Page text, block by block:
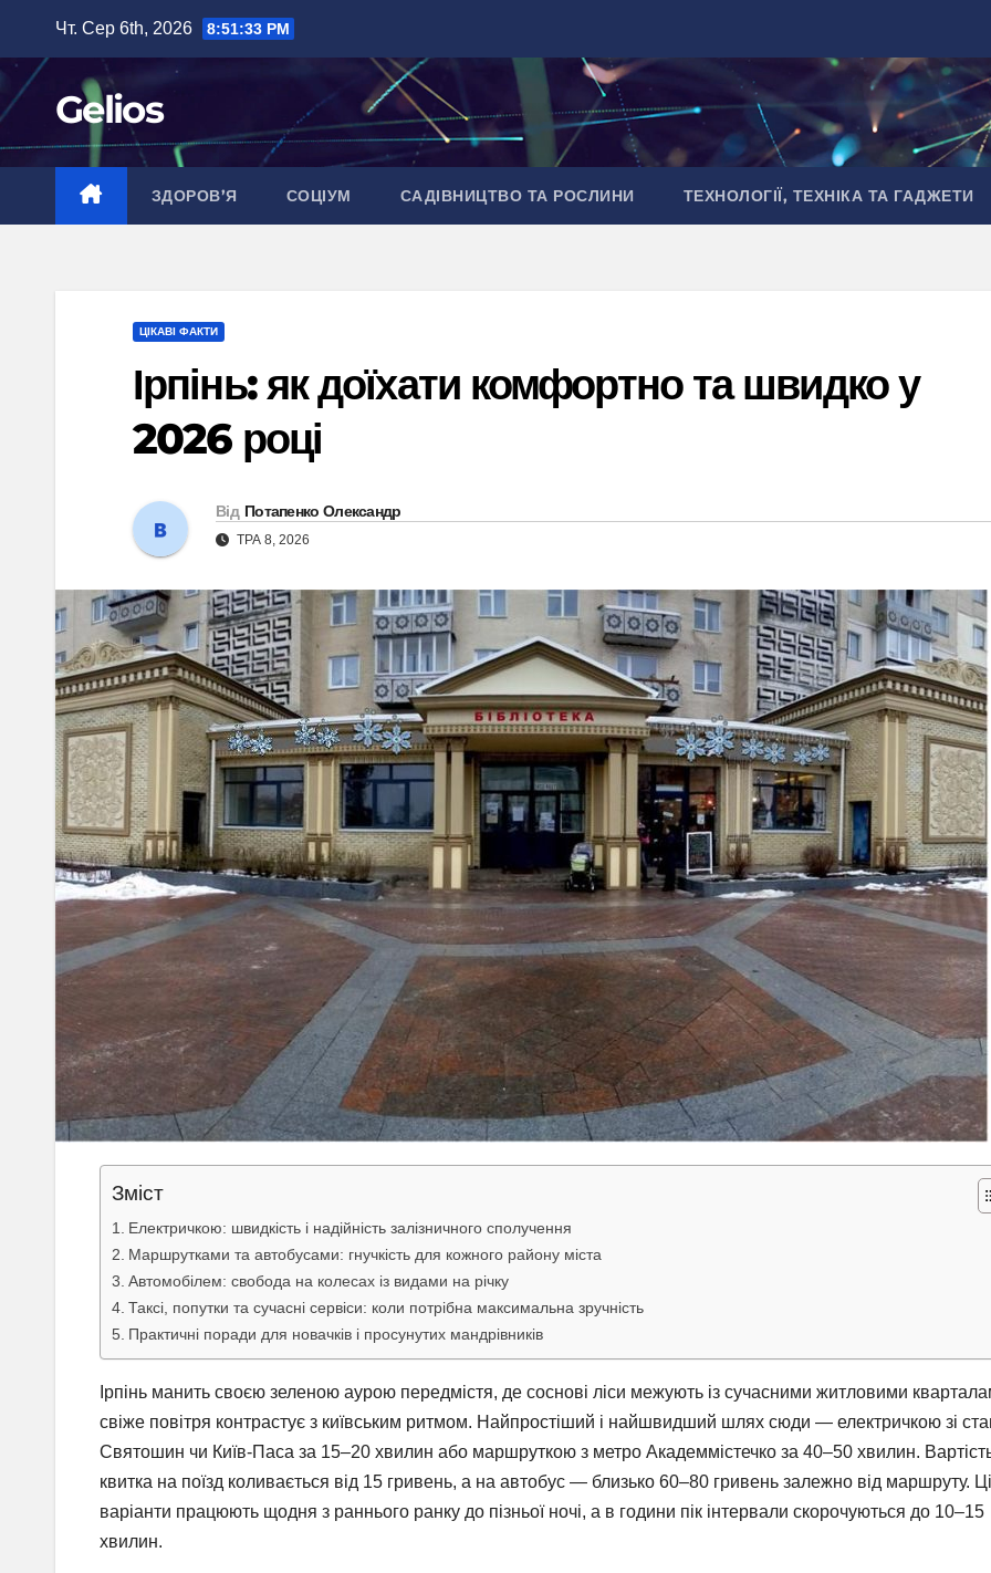
вмісту
Чт. Сер 6th, 2026 8:51:34 PM
Gelios
ЗДОРОВ’Я СОЦІУМ САДІВНИЦТВО ТА РОСЛИНИ ТЕХНОЛОГІЇ, ТЕХНІКА ТА ГАДЖЕТИ
ЦІКАВІ ФАКТИ
Ірпінь: як доїхати комфортно та швидко у
2026 році
Від Потапенко Олександр
ТРА 8, 2026
Зміст
Електричкою: швидкість і надійність залізничного сполучення
Маршрутками та автобусами: гнучкість для кожного району міста
Автомобілем: свобода на колесах із видами на річку
Таксі, попутки та сучасні сервіси: коли потрібна максимальна зручність
Практичні поради для новачків і просунутих мандрівників
Ірпінь манить своєю зеленою аурою передмістя, де соснові ліси межують із сучасними житловими
свіже повітря контрастує з київським ритмом. Найпростіший і найшвидший шлях сюди — електричкою зі
Святошин чи Київ-Паса за 15–20 хвилин або маршруткою з метро Академмістечко за 40–50 хвилин.
квитка на поїзд коливається від 15 гривень, а на автобус — близько 60–80 гривень залежно від маршруту. Ці
варіанти працюють щодня з раннього ранку до пізньої ночі, а в години пік інтервали скорочуються до 10–15
хвилин.